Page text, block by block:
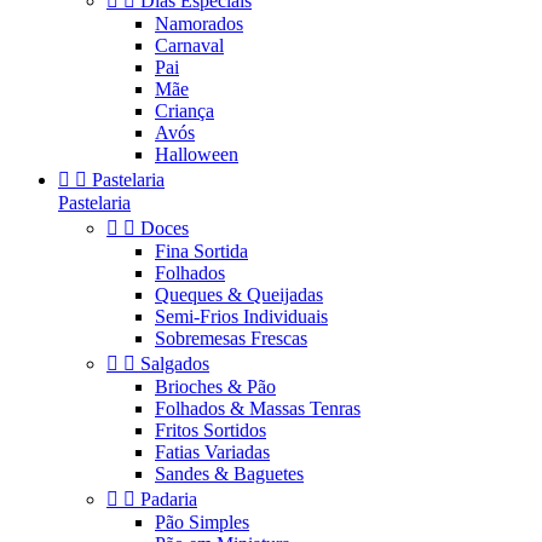
Namorados
Carnaval
Pai
Mãe
Criança
Avós
Halloween
  Pastelaria
Pastelaria
  Doces
Fina Sortida
Folhados
Queques & Queijadas
Semi-Frios Individuais
Sobremesas Frescas
  Salgados
Brioches & Pão
Folhados & Massas Tenras
Fritos Sortidos
Fatias Variadas
Sandes & Baguetes
  Padaria
Pão Simples